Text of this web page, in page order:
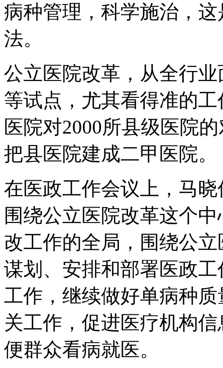
病种管理，科学施治，
法。
公立医院改革，从全行
等试点，尤其看得准的
医院对2000所县级医院
把县医院建成二甲医院。
在医政工作会议上，马
围绕公立医院改革这个
改工作的全局，围绕公
谋划、安排和部署医政
工作，继续做好单病种
关工作，促进医疗机构
便群众看病就医。